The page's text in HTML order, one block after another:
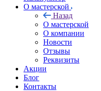
О мастерской
Назад
О мастерской
О компании
Новости
Отзывы
Реквизиты
Акции
Блог
Контакты